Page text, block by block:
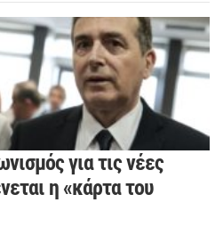
για τις νέες
η «κάρτα του